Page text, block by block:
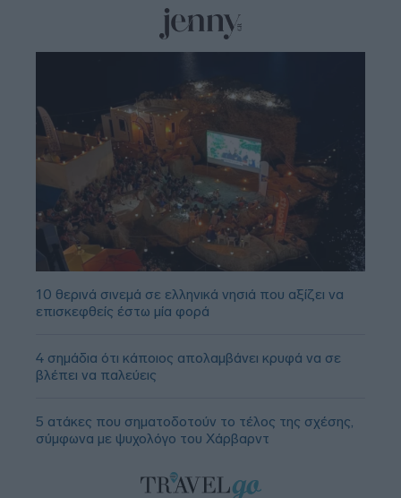
10 θερινά σινεμά σε ελληνικά νησιά που αξίζει να
επισκεφθείς έστω μία φορά
4 σημάδια ότι κάποιος απολαμβάνει κρυφά να σε
βλέπει να παλεύεις
5 ατάκες που σηματοδοτούν το τέλος της σχέσης,
σύμφωνα με ψυχολόγο του Χάρβαρντ